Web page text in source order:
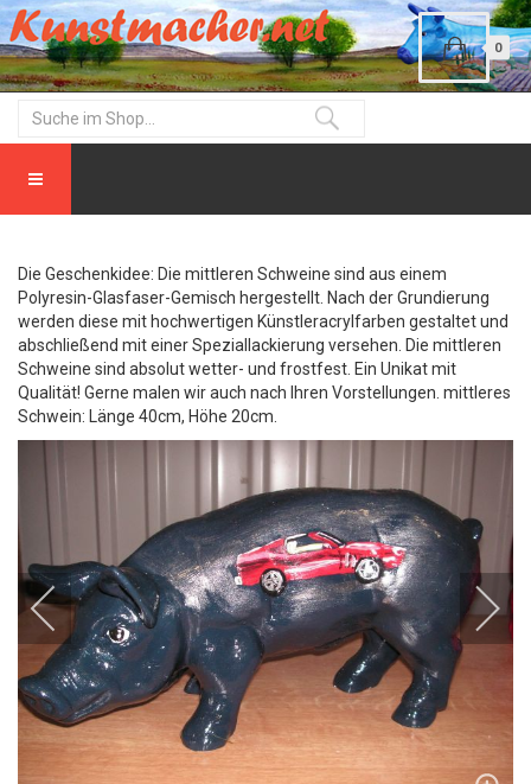
0
Die Geschenkidee: Die mittleren Schweine sind aus einem
Polyresin-Glasfaser-Gemisch hergestellt. Nach der Grundierung
werden diese mit hochwertigen Künstleracrylfarben gestaltet und
abschließend mit einer Speziallackierung versehen. Die mittleren
Schweine sind absolut wetter- und frostfest. Ein Unikat mit
Qualität! Gerne malen wir auch nach Ihren Vorstellungen. mittleres
Schwein: Länge 40cm, Höhe 20cm.